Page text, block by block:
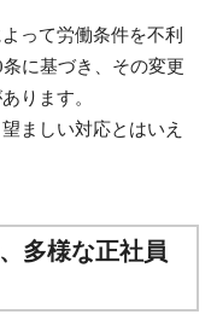
って労働条件を不利
に基づき、その変更
ります。
ましい対応とはいえ
多様な正社員